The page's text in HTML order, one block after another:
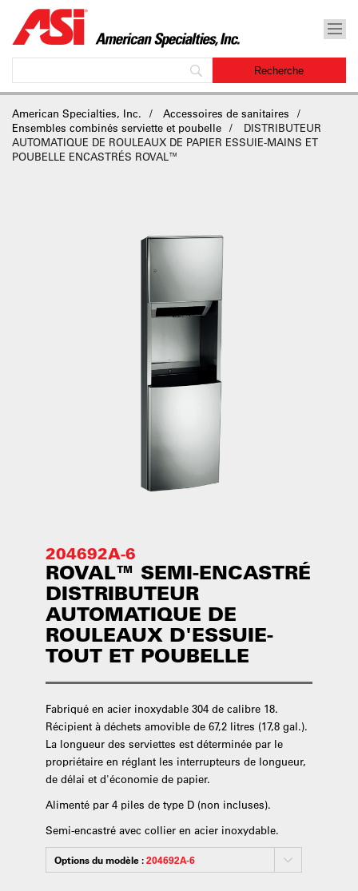
American Specialties, Inc.
Accessoires de sanitaires
Ensembles combinés serviette et poubelle
DISTRIBUTEUR
AUTOMATIQUE DE ROULEAUX DE PAPIER ESSUIE-MAINS ET
POUBELLE ENCASTRÉS ROVAL™
204692A-6
ROVAL™ SEMI-ENCASTRÉ
DISTRIBUTEUR
AUTOMATIQUE DE
ROULEAUX D'ESSUIE-
TOUT ET POUBELLE
Fabriqué en acier inoxydable 304 de calibre 18.
Récipient à déchets amovible de 67,2 litres (17,8 gal.).
La longueur des serviettes est déterminée par le
propriétaire en réglant les interrupteurs de longueur,
de délai et d'économie de papier.
Alimenté par 4 piles de type D (non incluses).
Semi-encastré avec collier en acier inoxydable.
Options du modèle :204692A-6